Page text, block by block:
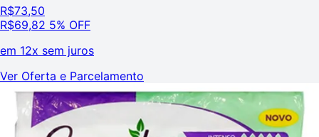
R$73,50
R$69,82 5% OFF
em 12x sem juros
Ver Oferta e Parcelamento